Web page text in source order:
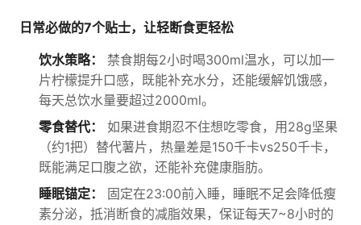
日常必做的7个贴士，让轻断食更轻松
饮水策略：
禁食期每2小时喝300ml温水，可以加一
片柠檬提升口感，既能补充水分，还能缓解饥饿感，
每天总饮水量要超过2000ml。
零食替代：
如果进食期忍不住想吃零食，用28g坚果
（约1把）替代薯片，热量差是150千卡vs250千卡，
既能满足口腹之欲，还能补充健康脂肪。
睡眠锚定：
固定在23:00前入睡，睡眠不足会降低瘦
素分泌，抵消断食的减脂效果，保证每天7~8小时的